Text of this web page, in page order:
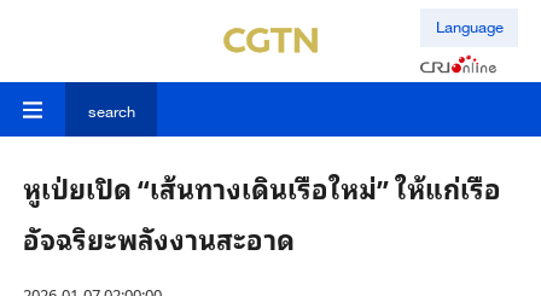
Language
search
หูเป่ยเปิด “เส้นทางเดินเรือใหม่” ให้แก่เรือ
อัจฉริยะพลังงานสะอาด